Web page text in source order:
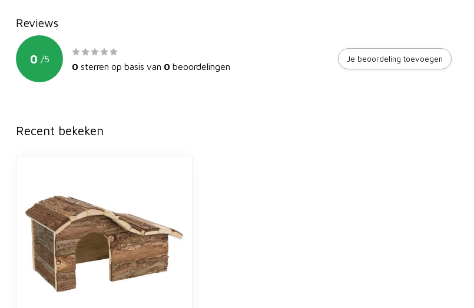
Reviews
0 /5
0 sterren op basis van 0 beoordelingen
Je beoordeling toevoegen
Recent bekeken